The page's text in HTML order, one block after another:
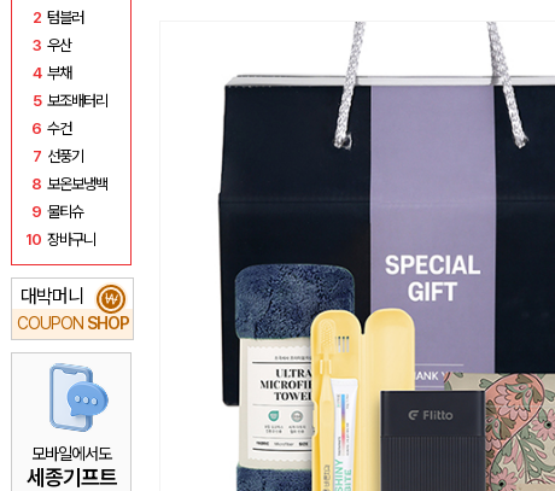
2 텀블러
3 우산
4 부채
5 보조배터리
6 수건
7 선풍기
8 보온보냉백
9 물티슈
10 장바구니
대박머니
COUPON SHOP
₩
모바일에서도
세종기프트